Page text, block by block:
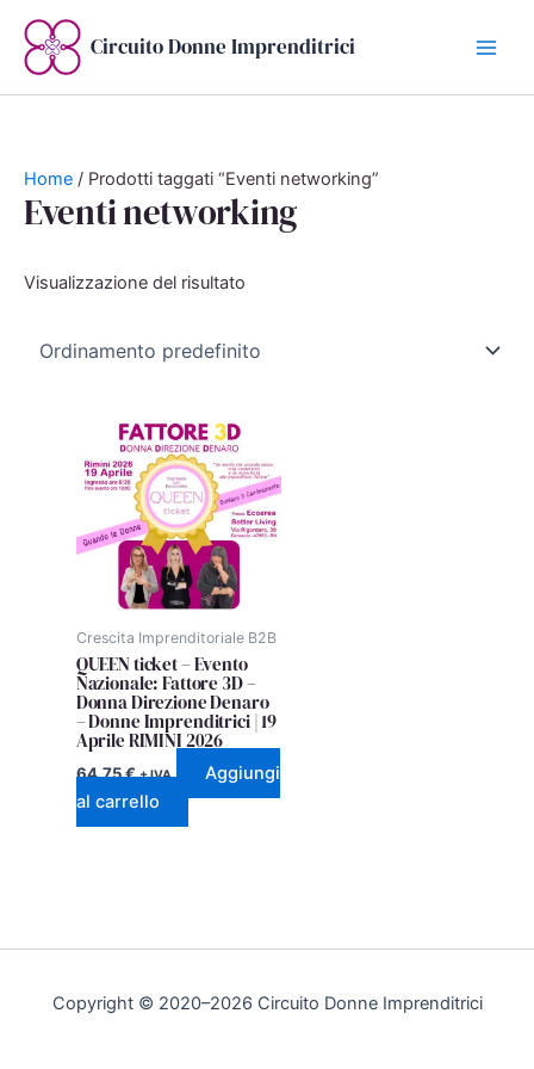
contenuto
Circuito Donne Imprenditrici
Home / Prodotti taggati “Eventi networking”
Eventi networking
Visualizzazione del risultato
Crescita Imprenditoriale B2B
QUEEN ticket – Evento
Nazionale: Fattore 3D –
Donna Direzione Denaro
– Donne Imprenditrici | 19
Aprile RIMINI 2026
64,75€ + IVA
Aggiungi
al carrello
Copyright © 2020–2026 Circuito Donne Imprenditrici